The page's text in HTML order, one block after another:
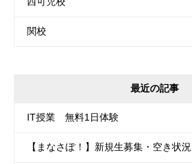
関校
最近の記事
IT授業 無料1日体験
【まなさぽ！】新規生募集・空き状況